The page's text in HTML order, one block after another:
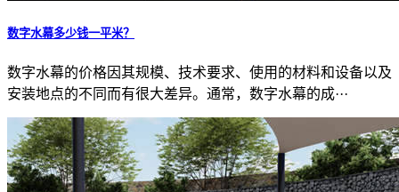
数字水幕多少钱一平米？
数字水幕的价格因其规模、技术要求、使用的材料和设备以及
安装地点的不同而有很大差异。通常，数字水幕的成···